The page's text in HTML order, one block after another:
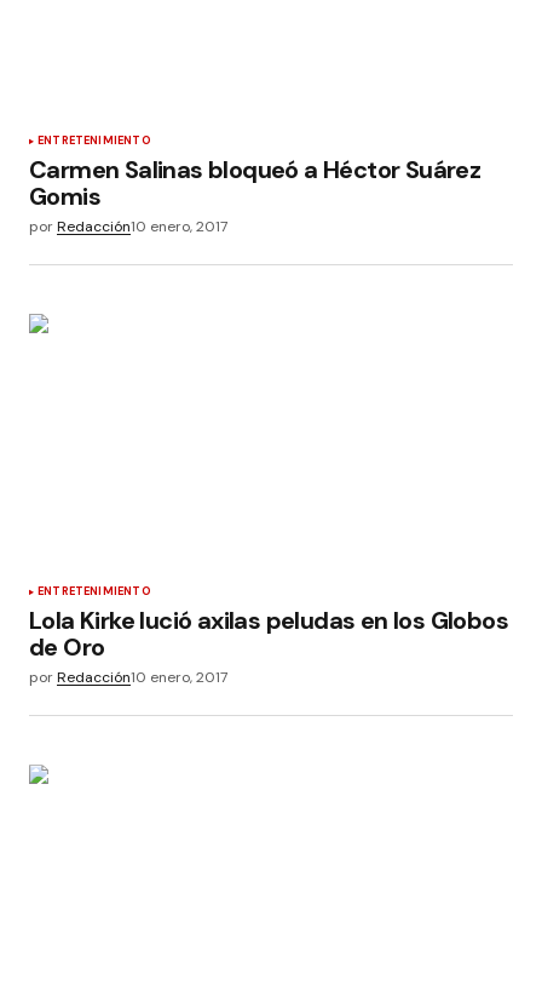
ENTRETENIMIENTO
Carmen Salinas bloqueó a Héctor Suárez
Gomis
porRedacción10 enero, 2017
ENTRETENIMIENTO
Lola Kirke lució axilas peludas en los Globos
de Oro
porRedacción10 enero, 2017